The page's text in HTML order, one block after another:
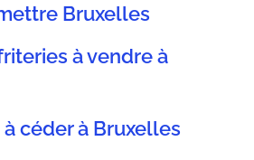
Bruxelles
à vendre à
à céder à Bruxelles